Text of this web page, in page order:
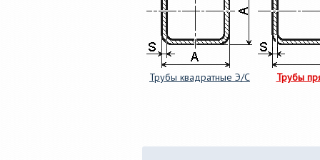
Трубы квадратные Э/С Трубы